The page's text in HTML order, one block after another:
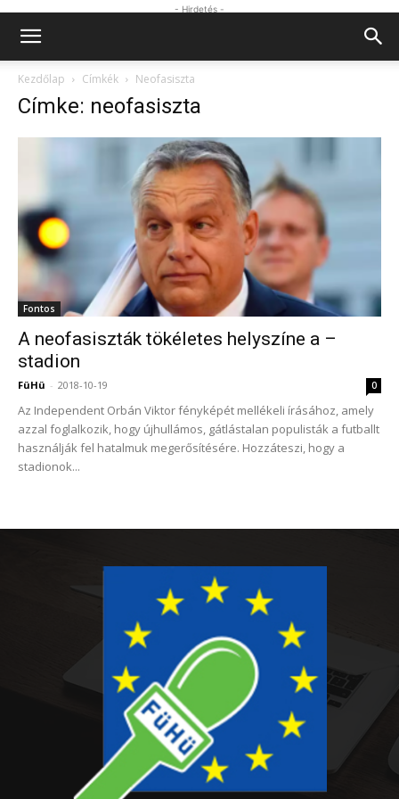
- Hirdetés -
Kezdőlap Címkék Neofasiszta
Címke: neofasiszta
Fontos
A neofasiszták tökéletes helyszíne a –
stadion
FüHü - 2018-10-19 0
Az Independent Orbán Viktor fényképét mellékeli írásához, amely
azzal foglalkozik, hogy újhullámos, gátlástalan populisták a futballt
használják fel hatalmuk megerősítésére. Hozzáteszi, hogy a
stadionok...